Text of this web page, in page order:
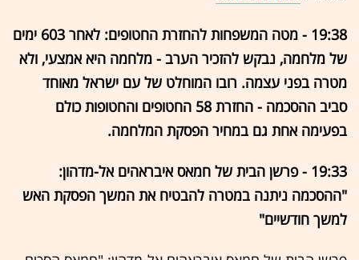
19:38 - מטה המשפחות להחזרת החטופים: לאחר 603 ימים
של מלחמה, נבקש להזכיר הערב - מלחמה היא אמצעי, ולא
מטרה בפני עצמה. רובו המוחלט של עם ישראל מאוחד
סביב ההסכמה - החזרת 58 החטופים והחטופות כולם
בפעימה אחת גם במחיר הפסקת המלחמה.
19:33 - פרשן הבית של חמאס איבראהים אל-מדהון:
"ההסכמה ניתנה במטרה להבטיח את המשך הפסקת האש
למשך חודשיים"